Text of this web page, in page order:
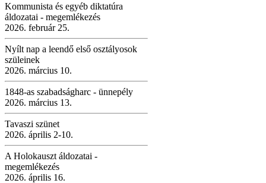
Kommunista és egyéb diktatúra
áldozatai - megemlékezés
2026. február 25.
Nyílt nap a leendő első osztályosok
szüleinek
2026. március 10.
1848-as szabadságharc - ünnepély
2026. március 13.
Tavaszi szünet
2026. április 2-10.
A Holokauszt áldozatai -
megemlékezés
2026. április 16.